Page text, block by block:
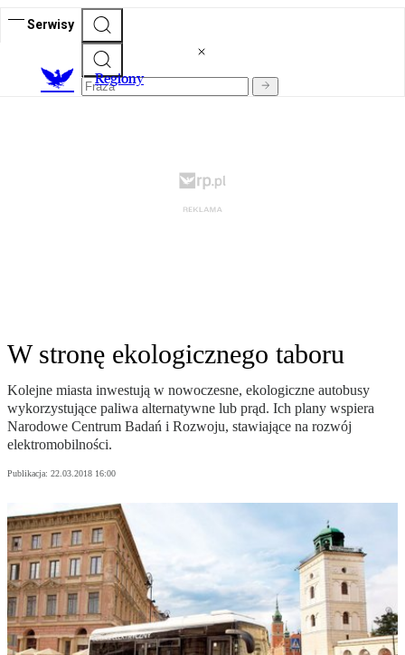
Serwisy
Regiony
W stronę ekologicznego taboru
Kolejne miasta inwestują w nowoczesne, ekologiczne autobusy
wykorzystujące paliwa alternatywne lub prąd. Ich plany wspiera
Narodowe Centrum Badań i Rozwoju, stawiające na rozwój
elektromobilności.
Publikacja: 22.03.2018 16:00